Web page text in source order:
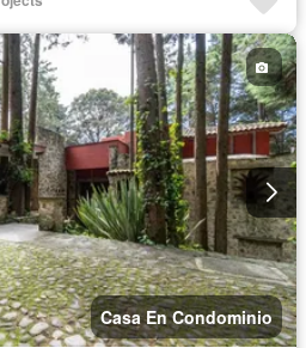
Casa En Condominio